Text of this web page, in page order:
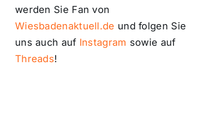
werden Sie Fan von
Wiesbadenaktuell.de und folgen Sie
uns auch auf Instagram sowie auf
Threads!